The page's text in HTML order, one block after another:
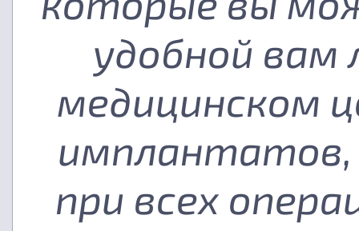
удобной вам
медицинском
при всех